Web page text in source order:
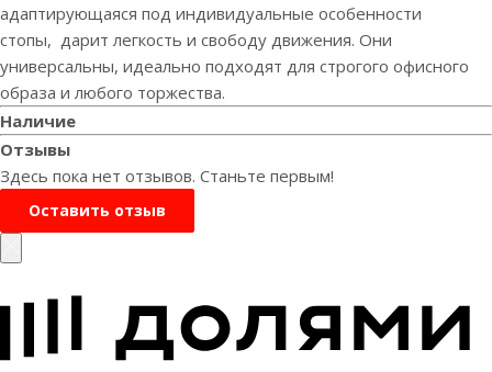
адаптирующаяся под индивидуальные особенности
стопы, дарит легкость и свободу движения. Они
универсальны, идеально подходят для строгого офисного
образа и любого торжества.
Наличие
Отзывы
Здесь пока нет отзывов. Станьте первым!
Оставить отзыв